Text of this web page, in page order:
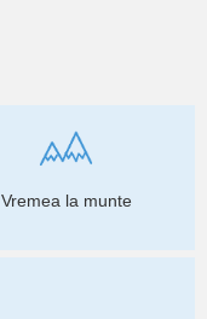
Vremea la munte